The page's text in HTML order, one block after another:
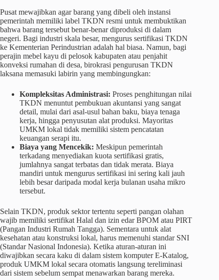
Pusat mewajibkan agar barang yang dibeli oleh instansi
pemerintah memiliki label TKDN resmi untuk membuktikan
bahwa barang tersebut benar-benar diproduksi di dalam
negeri. Bagi industri skala besar, mengurus sertifikasi TKDN
ke Kementerian Perindustrian adalah hal biasa. Namun, bagi
perajin mebel kayu di pelosok kabupaten atau penjahit
konveksi rumahan di desa, birokrasi pengurusan TKDN
laksana memasuki labirin yang membingungkan:
Kompleksitas Administrasi: Proses penghitungan nilai
TKDN menuntut pembukuan akuntansi yang sangat
detail, mulai dari asal-usul bahan baku, biaya tenaga
kerja, hingga penyusutan alat produksi. Mayoritas
UMKM lokal tidak memiliki sistem pencatatan
keuangan serapi itu.
Biaya yang Mencekik: Meskipun pemerintah
terkadang menyediakan kuota sertifikasi gratis,
jumlahnya sangat terbatas dan tidak merata. Biaya
mandiri untuk mengurus sertifikasi ini sering kali jauh
lebih besar daripada modal kerja bulanan usaha mikro
tersebut.
Selain TKDN, produk sektor tertentu seperti pangan olahan
wajib memiliki sertifikat Halal dan izin edar BPOM atau PIRT
(Pangan Industri Rumah Tangga). Sementara untuk alat
kesehatan atau konstruksi lokal, harus memenuhi standar SNI
(Standar Nasional Indonesia). Ketika aturan-aturan ini
diwajibkan secara kaku di dalam sistem komputer E-Katalog,
produk UMKM lokal secara otomatis langsung tereliminasi
dari sistem sebelum sempat menawarkan barang mereka.